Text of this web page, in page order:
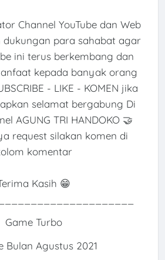
Channel YouTube dan Web
dukungan para sahabat agar
ini terus berkembang dan
kepada banyak orang
- LIKE - KOMEN jika
selamat bergabung Di
AGUNG TRI HANDOKO 🤝
request silakan komen di
komentar
Kasih 😁
Game Turbo
Bulan Agustus 2021